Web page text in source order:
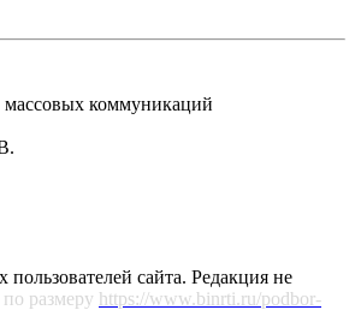
массовых коммуникаций
сайта. Редакция не
размеру https://www.binrti.ru/podbor-